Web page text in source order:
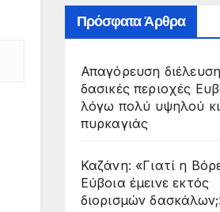
Πρόσφατα Άρθρα
Απαγόρευση
δασικές περιοχές
λόγω πολύ υψηλού
πυρκαγιάς
Καζάνη: «Γιατί η
Εύβοια έμεινε εκτός
διορισμών